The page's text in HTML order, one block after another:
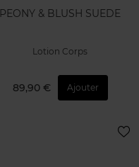
PEONY & BLUSH SUEDE
Lotion Corps
89,90 € Ajouter